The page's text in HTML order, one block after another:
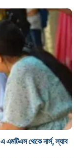
এমটিএস থেকে নার্স, ল্যাব